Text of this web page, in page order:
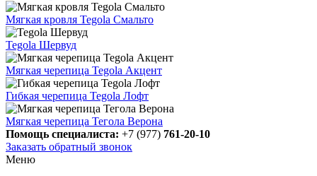
Мягкая кровля Tegola Смальто
Tegola Шервуд
Мягкая черепица Tegola Акцент
Гибкая черепица Tegola Лофт
Мягкая черепица Тегола Верона
Помощь специалиста: +7 (977) 761-20-10
Заказать обратный звонок
Меню